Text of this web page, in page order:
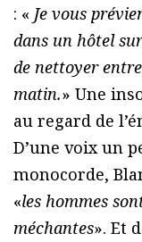
: « Je vous
dans un hôtel
de nettoyer
matin.» Une
au regard de
D’une voix un
monocorde,
«les hommes
méchantes». Et